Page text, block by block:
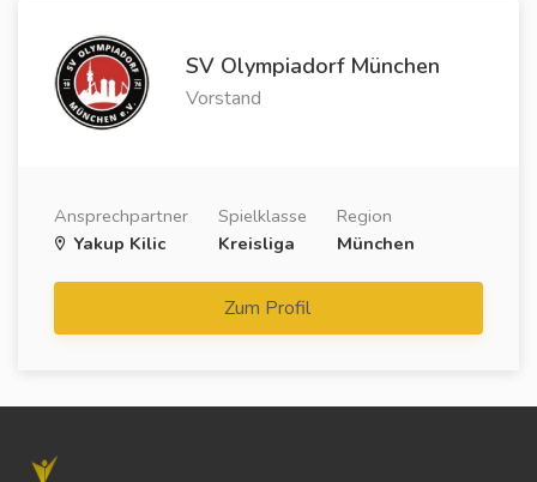
SV Olympiadorf München
Vorstand
Ansprechpartner
Yakup Kilic
Spielklasse
Kreisliga
Region
München
Zum Profil